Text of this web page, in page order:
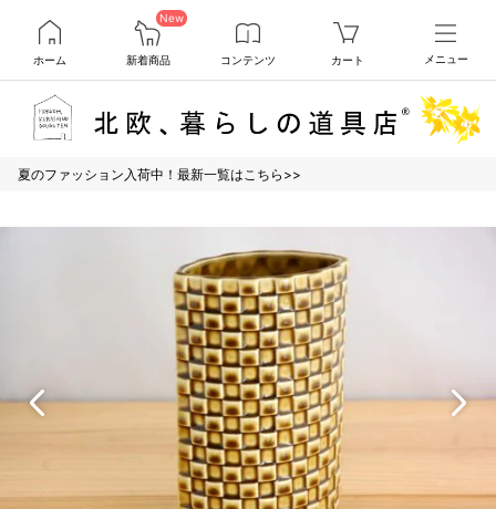
ホーム
New
新着商品 コンテンツ カート メニュー
夏のファッション入荷中！最新一覧はこちら>>